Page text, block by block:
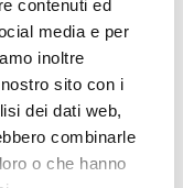
contenuti ed
media e per
inoltre
sito con i
dei dati web,
combinarle
o che hanno